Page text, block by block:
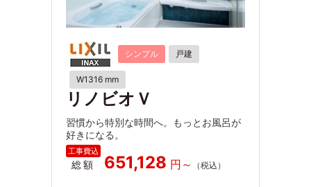
シンプル 戸建
W1316 mm
リノビオＶ
習慣から特別な時間へ。もっとお風呂が
好きになる。
総額 651,128